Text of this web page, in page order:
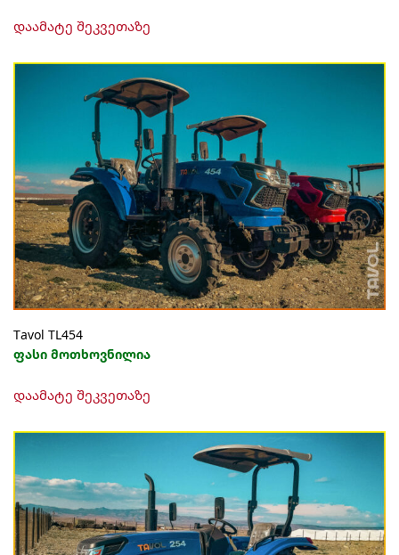
დაამატე შეკვეთაზე
Тavol TL454
ფასი მოთხოვნილია
დაამატე შეკვეთაზე